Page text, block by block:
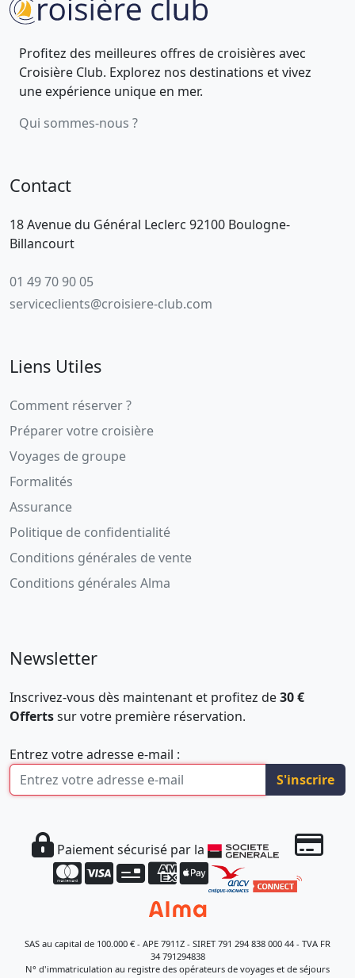
Profitez des meilleures offres de croisières avec
Croisière Club. Explorez nos destinations et vivez
une expérience unique en mer.
Qui sommes-nous ?
Contact
18 Avenue du Général Leclerc 92100 Boulogne-
Billancourt
01 49 70 90 05
serviceclients@croisiere-club.com
Liens Utiles
Comment réserver ?
Préparer votre croisière
Voyages de groupe
Formalités
Assurance
Politique de confidentialité
Conditions générales de vente
Conditions générales Alma
Newsletter
Inscrivez-vous dès maintenant et profitez de30 €
Offertssur votre première réservation.
Entrez votre adresse e-mail :
S'inscrire
Paiement sécurisé par la
SAS au capital de 100.000 € - APE 7911Z - SIRET 791 294 838 000 44 - TVA FR
34 791294838
N° d'immatriculation au registre des opérateurs de voyages et de séjours